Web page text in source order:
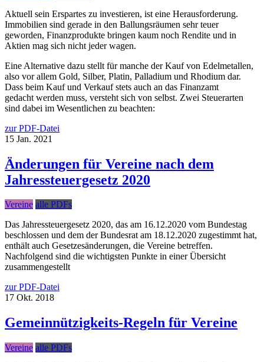
Aktuell sein Erspartes zu investieren, ist eine Herausforderung.
Immobilien sind gerade in den Ballungsräumen sehr teuer
geworden, Finanzprodukte bringen kaum noch Rendite und in
Aktien mag sich nicht jeder wagen.
Eine Alternative dazu stellt für manche der Kauf von Edelmetallen,
also vor allem Gold, Silber, Platin, Palladium und Rhodium dar.
Dass beim Kauf und Verkauf stets auch an das Finanzamt
gedacht werden muss, versteht sich von selbst. Zwei Steuerarten
sind dabei im Wesentlichen zu beachten:
zur PDF-Datei
15 Jan. 2021
Änderungen für Vereine nach dem
Jahressteuergesetz 2020
Vereine alle PDFs
Das Jahressteuergesetz 2020, das am 16.12.2020 vom Bundestag
beschlossen und dem der Bundesrat am 18.12.2020 zugestimmt hat,
enthält auch Gesetzesänderungen, die Vereine betreffen.
Nachfolgend sind die wichtigsten Punkte in einer Übersicht
zusammengestellt
zur PDF-Datei
17 Okt. 2018
Gemeinnützigkeits-Regeln für Vereine
Vereine alle PDFs